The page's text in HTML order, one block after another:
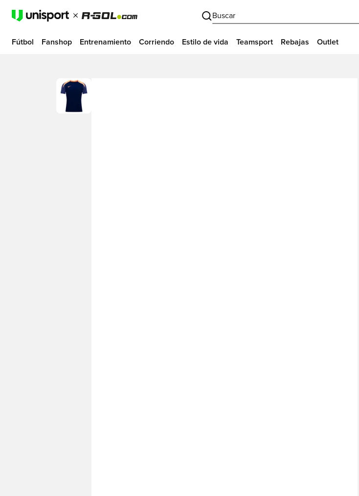
Buscar
Fútbol Fanshop Entrenamiento Corriendo Estilo de vida Teamsport Rebajas Outlet